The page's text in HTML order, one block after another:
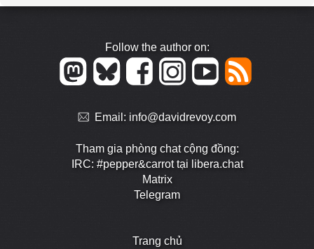
Follow the author on:
Email: info@davidrevoy.com
Tham gia phòng chat cộng đồng:
IRC: #pepper&carrot tại libera.chat
Matrix
Telegram
Trang chủ